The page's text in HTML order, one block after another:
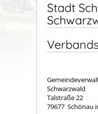
Stadt
Schwarzwald
Talstraße 22
79677 Schönau